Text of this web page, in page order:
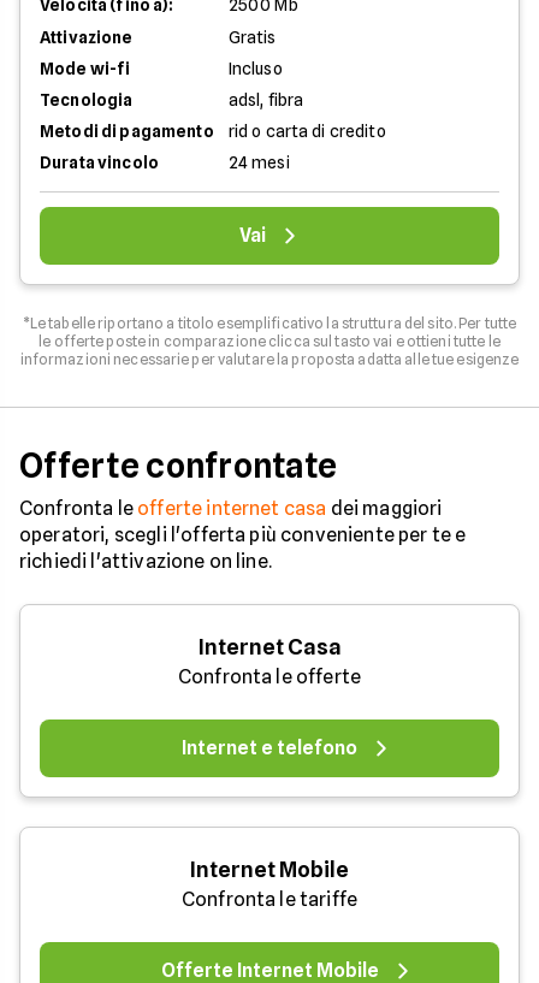
Velocità (fino a):
2500 Mb
Attivazione
Gratis
Mode wi-fi
Incluso
Tecnologia
adsl, fibra
Metodi di pagamento
rid o carta di credito
Durata vincolo
24 mesi
Vai
*Le tabelle riportano a titolo esemplificativo la struttura del sito. Per tutte
le offerte poste in comparazione clicca sul tasto vai e ottieni tutte le
informazioni necessarie per valutare la proposta adatta alle tue esigenze
Offerte confrontate
Confronta le offerte internet casa dei maggiori
operatori, scegli l'offerta più conveniente per te e
richiedi l'attivazione on line.
Internet Casa
Confronta le offerte
Internet e telefono
Internet Mobile
Confronta le tariffe
Offerte Internet Mobile